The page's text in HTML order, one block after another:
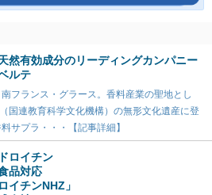
然有効成分のリーディングカンパニー
ルテ
フランス・グラース。香料産業の聖地とし
国連教育科学文化機構）の無形文化遺産に登
サプラ・・・【記事詳細】
ロイチン
品対応
イチンNHZ」